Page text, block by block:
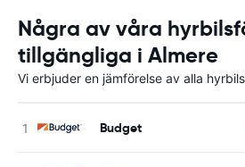
Några av våra
tillgängliga i Almere
Vi erbjuder en jämförelse av alla
Budget